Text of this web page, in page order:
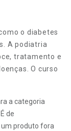
o diabetes
A podiatria
tratamento e
O curso
a categoria
de
um produto fora